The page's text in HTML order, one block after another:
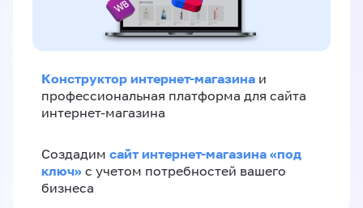
Конструктор интернет-магазина и
профессиональная платформа для сайта
интернет-магазина
Создадим сайт интернет-магазина «под
ключ» с учетом потребностей вашего
бизнеса